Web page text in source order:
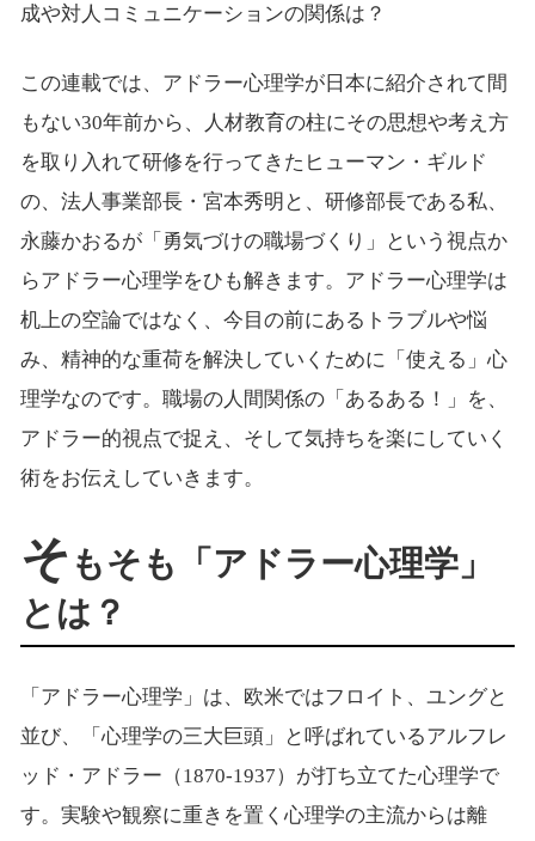
成や対人コミュニケーションの関係は？
この連載では、アドラー心理学が日本に紹介されて間
もない30年前から、人材教育の柱にその思想や考え方
を取り入れて研修を行ってきたヒューマン・ギルド
の、法人事業部長・宮本秀明と、研修部長である私、
永藤かおるが「勇気づけの職場づくり」という視点か
らアドラー心理学をひも解きます。アドラー心理学は
机上の空論ではなく、今目の前にあるトラブルや悩
み、精神的な重荷を解決していくために「使える」心
理学なのです。職場の人間関係の「あるある！」を、
アドラー的視点で捉え、そして気持ちを楽にしていく
術をお伝えしていきます。
そ もそも「アドラー心理学」
とは？
「アドラー心理学」は、欧米ではフロイト、ユングと
並び、「心理学の三大巨頭」と呼ばれているアルフレ
ッド・アドラー（1870-1937）が打ち立てた心理学で
す。実験や観察に重きを置く心理学の主流からは離